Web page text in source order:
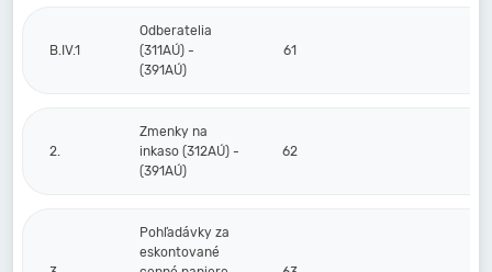
B.IV.1
Odberatelia
(311AÚ) -
(391AÚ)
61
2.
Zmenky na
inkaso (312AÚ) -
(391AÚ)
62
Pohľadávky za
eskontované